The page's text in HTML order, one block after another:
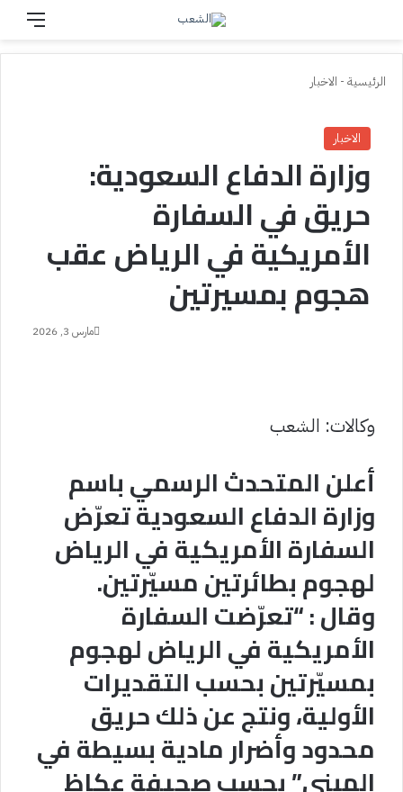
بحث عن
الرئيسية - الاخبار
الاخبار
وزارة الدفاع السعودية:
حريق في السفارة
الأمريكية في الرياض عقب
هجوم بمسيرتين
مارس 3, 2026
وكالات: الشعب
أعلن المتحدث الرسمي باسم
وزارة الدفاع السعودية تعرّض
السفارة الأمريكية في الرياض
لهجوم بطائرتين مسيّرتين.
وقال : “تعرّضت السفارة
الأمريكية في الرياض لهجوم
بمسيّرتين بحسب التقديرات
الأولية، ونتج عن ذلك حريق
محدود وأضرار مادية بسيطة في
المبنى” بحسب صحيفة عكاظ